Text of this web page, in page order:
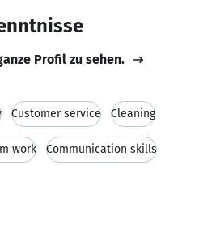
Profil zu sehen.
Customer service Cleaning
work Communication skills